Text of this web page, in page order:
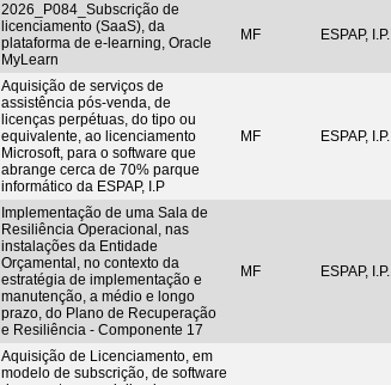
2026_P084_Subscrição de
licenciamento (SaaS), da
plataforma de e-learning, Oracle
MyLearn
MF ESPAP, I.P.
Aquisição de serviços de
assistência pós-venda, de
licenças perpétuas, do tipo ou
equivalente, ao licenciamento
Microsoft, para o software que
abrange cerca de 70% parque
informático da ESPAP, I.P
MF ESPAP, I.P.
Implementação de uma Sala de
Resiliência Operacional, nas
instalações da Entidade
Orçamental, no contexto da
estratégia de implementação e
manutenção, a médio e longo
prazo, do Plano de Recuperação
e Resiliência - Componente 17
MF ESPAP, I.P.
Aquisição de Licenciamento, em
modelo de subscrição, de software